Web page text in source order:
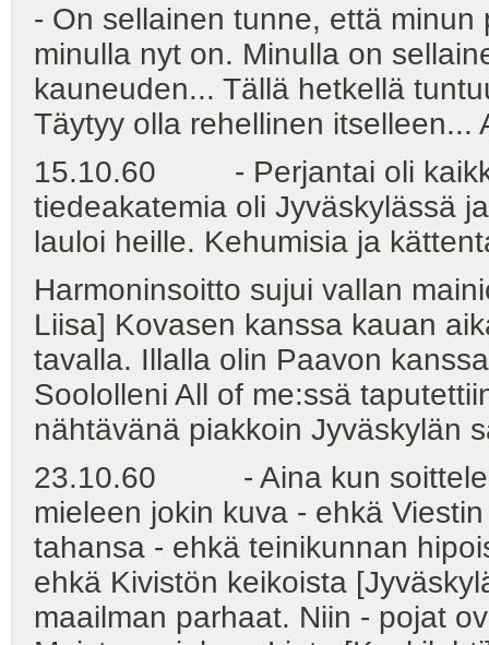
- On sellainen tunne, että
minulla nyt on. Minulla on
kauneuden... Tällä hetkellä
Täytyy olla rehellinen itselleen...
15.10.60 - Perjantai oli
tiedeakatemia oli Jyväskylässä
lauloi heille. Kehumisia ja
Harmoninsoitto sujui vallan
Liisa] Kovasen kanssa kauan
tavalla. Illalla olin Paavon
Soololleni All of me:ssä
nähtävänä piakkoin Jyväskylän
23.10.60 - Aina kun soittelen
mieleen jokin kuva - ehkä
tahansa - ehkä teinikunnan
ehkä Kivistön keikoista
maailman parhaat. Niin - pojat